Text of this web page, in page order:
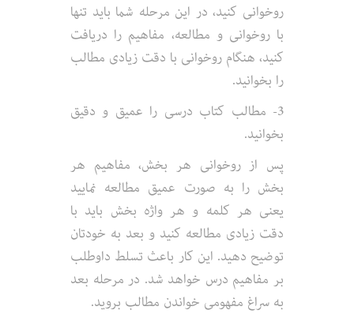
روخوانی کنید، در این مرحله شما باید تنها
با روخوانی و مطالعه، مفاهیم را دریافت
کنید، هنگام روخوانی با دقت زیادی مطالب
را بخوانید.
3- مطالب کتاب درسی را عمیق و دقیق
بخوانید.
پس از روخوانی هر بخش، مفاهیم هر
بخش را به صورت عمیق مطالعه نمایید
یعنی هر کلمه و هر واژه بخش باید با
دقت زیادی مطالعه کنید و بعد به خودتان
توضیح دهید. این کار باعث تسلط داوطلب
بر مفاهیم درس خواهد شد. در مرحله بعد
به سراغ مفهومی خواندن مطالب بروید.